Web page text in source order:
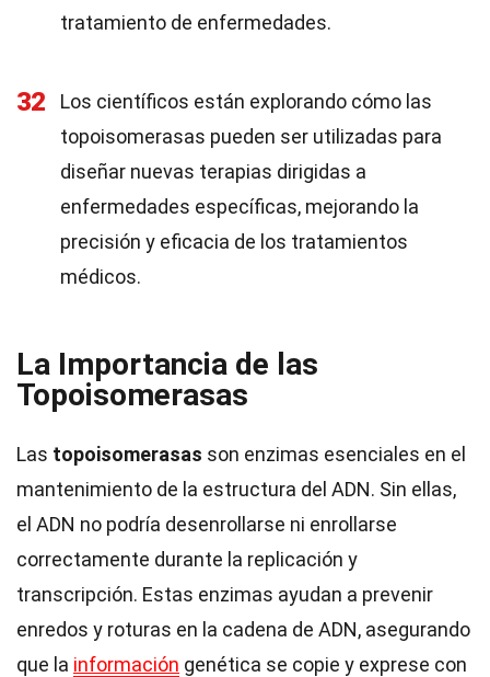
tratamiento de enfermedades.
32
Los científicos están explorando cómo las
topoisomerasas pueden ser utilizadas para
diseñar nuevas terapias dirigidas a
enfermedades específicas, mejorando la
precisión y eficacia de los tratamientos
médicos.
La Importancia de las
Topoisomerasas
Las topoisomerasas son enzimas esenciales en el
mantenimiento de la estructura del ADN. Sin ellas,
el ADN no podría desenrollarse ni enrollarse
correctamente durante la replicación y
transcripción. Estas enzimas ayudan a prevenir
enredos y roturas en la cadena de ADN, asegurando
que la información genética se copie y exprese con